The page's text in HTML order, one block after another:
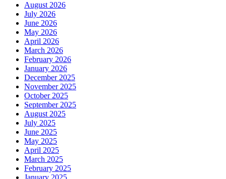
August 2026
July 2026
June 2026
May 2026
April 2026
March 2026
February 2026
January 2026
December 2025
November 2025
October 2025
September 2025
August 2025
July 2025
June 2025
May 2025
April 2025
March 2025
February 2025